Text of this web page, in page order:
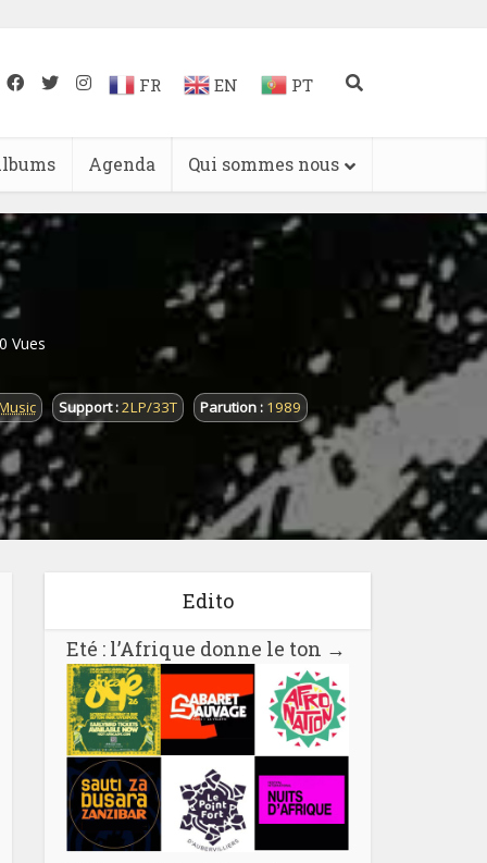
FR EN PT
Agenda Qui sommes nous
Vues
Support :2LP/33T Parution : 1989
Edito
Eté : l’Afrique donne le ton →